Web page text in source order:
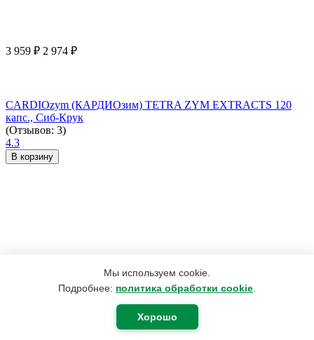
Мы используем cookie.
Подробнее: политика обработки cookie
Хорошо
3 959 ₽ 2 974 ₽
CARDIOzym (КАРДИОзим) TETRA ZYM EXTRACTS 120
капс., Сиб-Крук
(Отзывов: 3)
4.3
В корзину